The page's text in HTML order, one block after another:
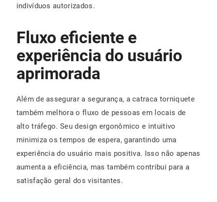
indivíduos autorizados.
Fluxo eficiente e
experiência do usuário
aprimorada
Além de assegurar a segurança, a catraca torniquete
também melhora o fluxo de pessoas em locais de
alto tráfego. Seu design ergonômico e intuitivo
minimiza os tempos de espera, garantindo uma
experiência do usuário mais positiva. Isso não apenas
aumenta a eficiência, mas também contribui para a
satisfação geral dos visitantes.